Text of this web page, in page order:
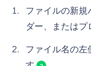
ファイルの新
ダー、またはプ
ファイル名の